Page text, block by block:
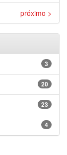
próximo >
3
20
23
4